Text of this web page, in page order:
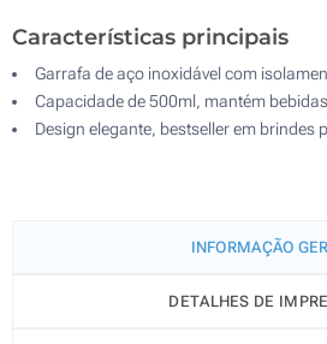
Características principais
Garrafa de aço inoxidável com
Capacidade de 500ml, mantém
Design elegante, bestseller em brindes
INFORMAÇÃO
DETALHES DE